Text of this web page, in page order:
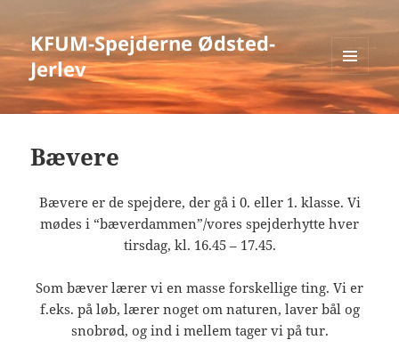
KFUM-Spejderne Ødsted-
Jerlev
MENU
OG
WIDGETS
Bævere
Bævere er de spejdere, der gå i 0. eller 1. klasse. Vi
mødes i “bæverdammen”/vores spejderhytte hver
tirsdag, kl. 16.45 – 17.45.
Som bæver lærer vi en masse forskellige ting. Vi er
f.eks. på løb, lærer noget om naturen, laver bål og
snobrød, og ind i mellem tager vi på tur.